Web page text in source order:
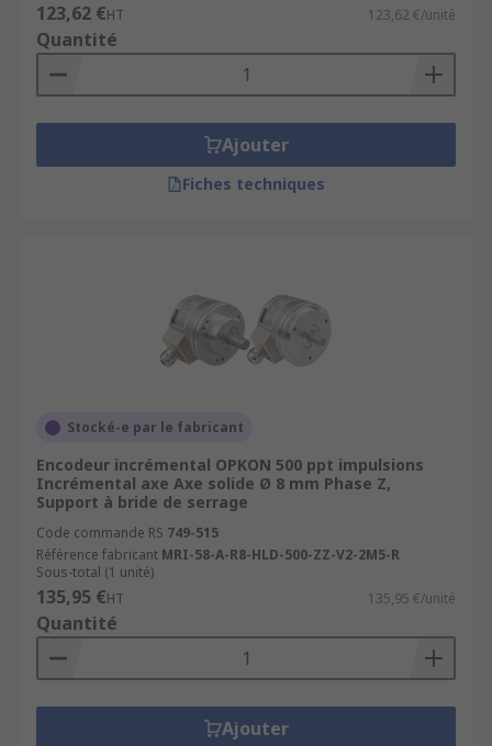
123,62 €HT 123,62 €/unité
Quantité
Ajouter
Fiches techniques
Stocké-e par le fabricant
Encodeur incrémental OPKON 500 ppt impulsions
Incrémental axe Axe solide Ø 8 mm Phase Z,
Support à bride de serrage
Code commande RS 749-515
Référence fabricant MRI-58-A-R8-HLD-500-ZZ-V2-2M5-R
Sous-total (1 unité)
135,95 €HT 135,95 €/unité
Quantité
Ajouter